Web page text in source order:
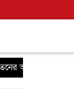
অভিযোগে সৎ বাবা